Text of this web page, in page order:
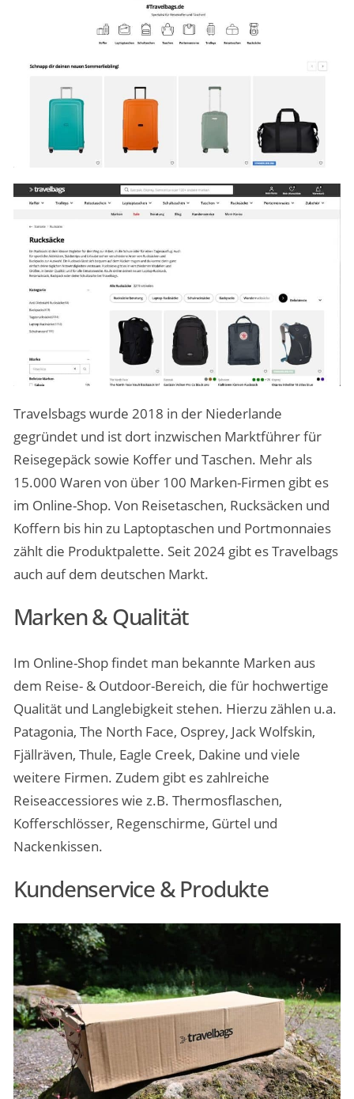
Travelsbags wurde 2018 in der Niederlande
gegründet und ist dort inzwischen Marktführer für
Reisegepäck sowie Koffer und Taschen. Mehr als
15.000 Waren von über 100 Marken-Firmen gibt es
im Online-Shop. Von Reisetaschen, Rucksäcken und
Koffern bis hin zu Laptoptaschen und Portmonnaies
zählt die Produktpalette. Seit 2024 gibt es Travelbags
auch auf dem deutschen Markt.
Marken & Qualität
Im Online-Shop findet man bekannte Marken aus
dem Reise- & Outdoor-Bereich, die für hochwertige
Qualität und Langlebigkeit stehen. Hierzu zählen u.a.
Patagonia, The North Face, Osprey, Jack Wolfskin,
Fjällräven, Thule, Eagle Creek, Dakine und viele
weitere Firmen. Zudem gibt es zahlreiche
Reiseaccessiores wie z.B. Thermosflaschen,
Kofferschlösser, Regenschirme, Gürtel und
Nackenkissen.
Kundenservice & Produkte